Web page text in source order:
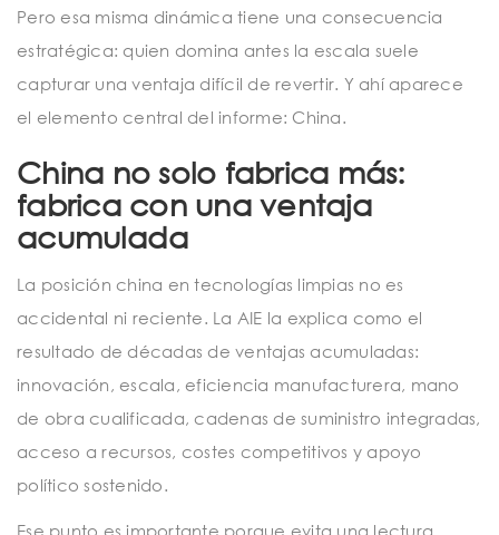
Pero esa misma dinámica tiene una consecuencia
estratégica: quien domina antes la escala suele
capturar una ventaja difícil de revertir. Y ahí aparece
el elemento central del informe: China.
China no solo fabrica más:
fabrica con una ventaja
acumulada
La posición china en tecnologías limpias no es
accidental ni reciente. La AIE la explica como el
resultado de décadas de ventajas acumuladas:
innovación, escala, eficiencia manufacturera, mano
de obra cualificada, cadenas de suministro integradas,
acceso a recursos, costes competitivos y apoyo
político sostenido.
Ese punto es importante porque evita una lectura